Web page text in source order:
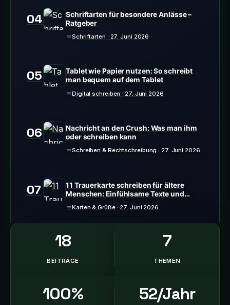
04
Schriftarten für besondere Anlässe –
Ratgeber
Schriftarten · 27. Juni 2026
05
Tablet wie Papier nutzen: So schreibt
man bequem auf dem Tablet
Digital schreiben · 27. Juni 2026
06
Nachricht an den Crush: Was man ihm
oder schreiben kann
Schreiben & Rechtschreibung · 27. Juni 2026
07
11 Trauerkarte schreiben für ältere
Menschen: Einfühlsame Texte und
Karten & Grüße · 27. Juni 2026
18
BEITRÄGE
7
THEMEN
100% 52/Jahr